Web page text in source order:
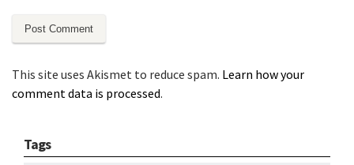
This site uses Akismet to reduce spam. Learn how your
comment data is processed.
Tags